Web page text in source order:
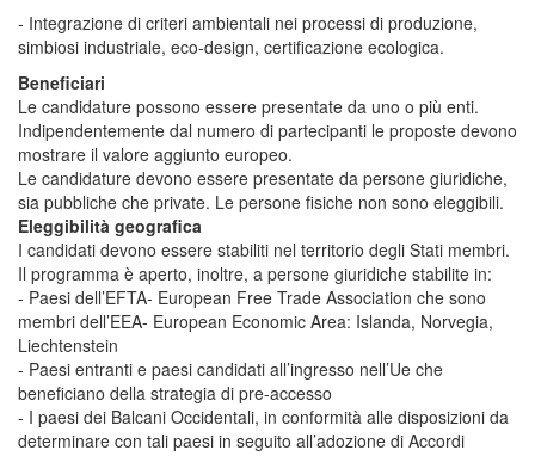
- Integrazione di criteri ambientali nei processi di produzione,
simbiosi industriale, eco-design, certificazione ecologica.
Beneficiari
Le candidature possono essere presentate da uno o più enti.
Indipendentemente dal numero di partecipanti le proposte devono
mostrare il valore aggiunto europeo.
Le candidature devono essere presentate da persone giuridiche,
sia pubbliche che private. Le persone fisiche non sono eleggibili.
Eleggibilità geografica
I candidati devono essere stabiliti nel territorio degli Stati membri.
Il programma è aperto, inoltre, a persone giuridiche stabilite in:
- Paesi dell’EFTA- European Free Trade Association che sono
membri dell’EEA- European Economic Area: Islanda, Norvegia,
Liechtenstein
- Paesi entranti e paesi candidati all’ingresso nell’Ue che
beneficiano della strategia di pre-accesso
- I paesi dei Balcani Occidentali, in conformità alle disposizioni da
determinare con tali paesi in seguito all’adozione di Accordi